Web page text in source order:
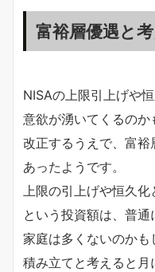
富裕層優遇と
NISAの上限引上げや
意欲が湧いてくるの
改正するうえで、富
あったようです。
上限の引上げや恒久
という投資額は、普
家庭は多くないのかも
積み立てと考えると